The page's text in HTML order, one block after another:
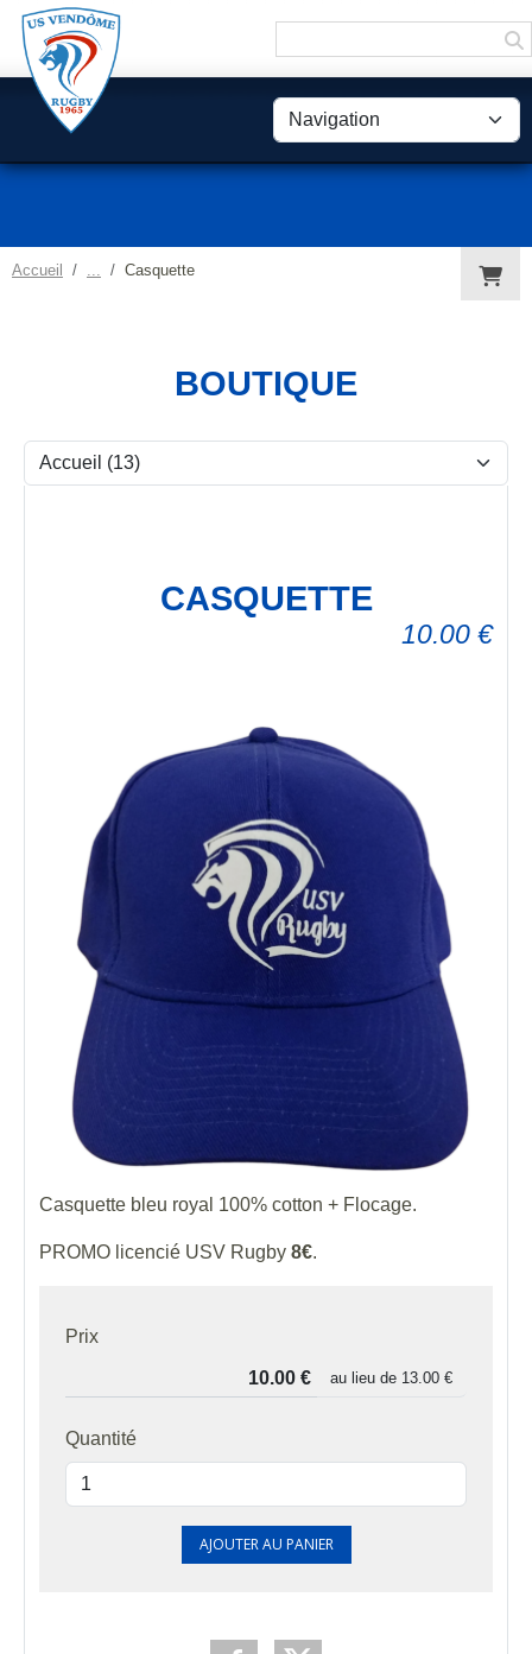
Accueil Casquette
BOUTIQUE
CASQUETTE
10.00 €
Casquette bleu royal 100% cotton + Flocage.
PROMO licencié USV Rugby 8€.
Prix
au lieu de 13.00 €
Quantité
AJOUTER AU PANIER
Panneau de gestion des cookies